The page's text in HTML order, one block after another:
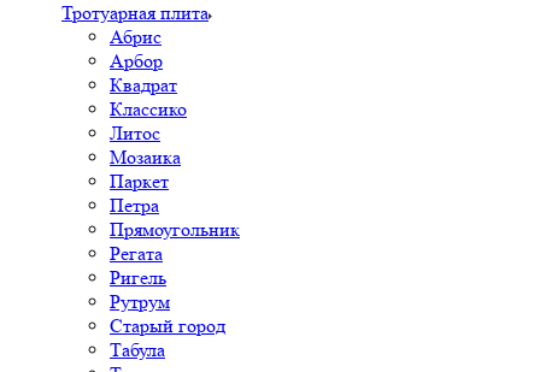
Тротуарная плита
Абрис
Арбор
Квадрат
Классико
Литос
Мозаика
Паркет
Петра
Прямоугольник
Регата
Ригель
Рутрум
Старый город
Табула